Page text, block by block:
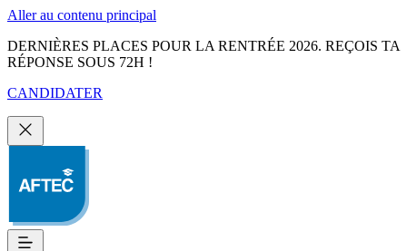
Aller au contenu principal
DERNIÈRES PLACES POUR LA RENTRÉE 2026. REÇOIS TA
RÉPONSE SOUS 72H !
CANDIDATER